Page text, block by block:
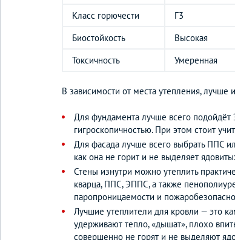
Класс горючести
Г3
Биостойкость
Высокая
Токсичность
Умеренная
В зависимости от места утепления,
Для фундамента лучше всего
гигроскопичностью. При этом стоит
Для фасада лучше всего выбрать ППС
как она не горит и не выделяет
Стены изнутри можно утеплить
кварца, ППС, ЭППС, а также
паропроницаемости и
Лучшие утеплители для кровли — это
удерживают тепло, «дышат», плохо
совершенно не горят и не выделяют